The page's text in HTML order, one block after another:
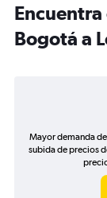
Bogotá a
Mayor demanda
subida de precios